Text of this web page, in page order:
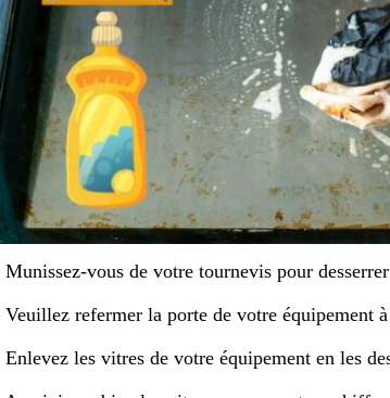
Munissez-vous de votre tournevis pour
Veuillez refermer la porte de votre équipement
Enlevez les vitres de votre équipement en les